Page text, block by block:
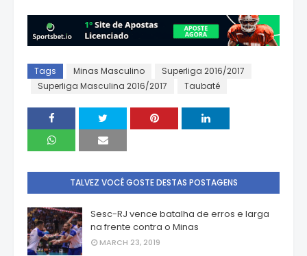
Tags Minas Masculino
Superliga 2016/2017
Superliga Masculina 2016/2017
Taubaté
TALVEZ VOCÊ GOSTE DESTAS POSTAGENS
Sesc-RJ vence batalha de erros e larga
na frente contra o Minas
MARCH 23, 2019